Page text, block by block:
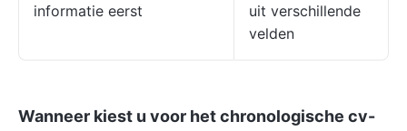
informatie eerst
uit verschillende
velden
Wanneer kiest u voor het chronologische cv-